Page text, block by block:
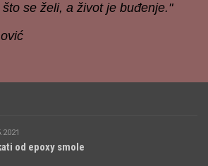
se želi, a život je buđenje."
od epoxy smole